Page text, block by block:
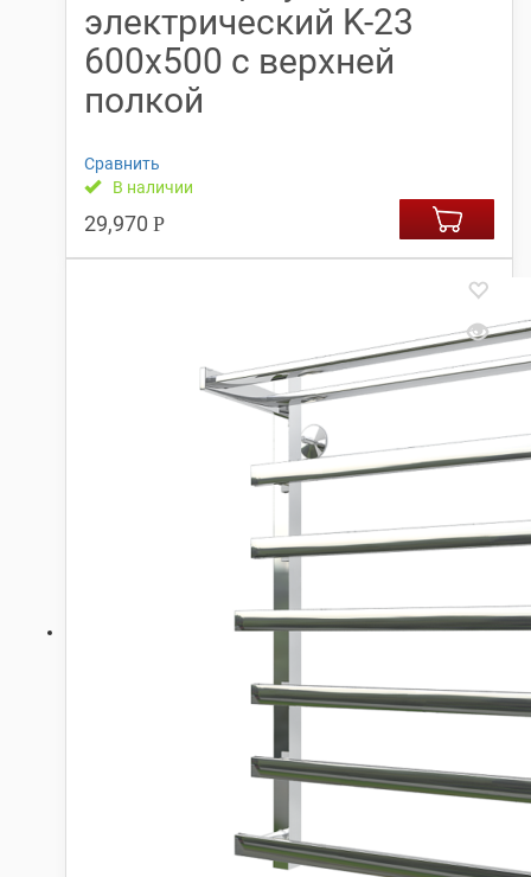
электрический K-23
600х500 с верхней
полкой
Сравнить
В наличии
29,970 Р